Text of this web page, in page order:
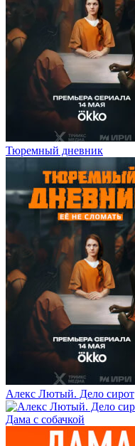
Тюремный дневник
Алекс Лютый. Дело сирот
Дама с собачкой